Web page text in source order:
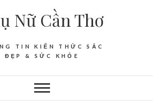
Nữ Cần Thơ
TIN KIẾN THỨC SẮC
ĐẸP & SỨC KHỎE